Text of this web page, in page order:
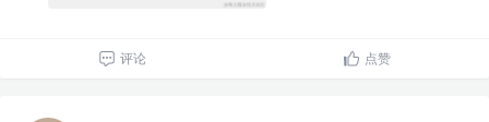
评论 点赞